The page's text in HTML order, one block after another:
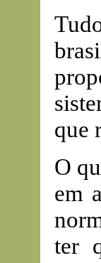
que
O
em
ter